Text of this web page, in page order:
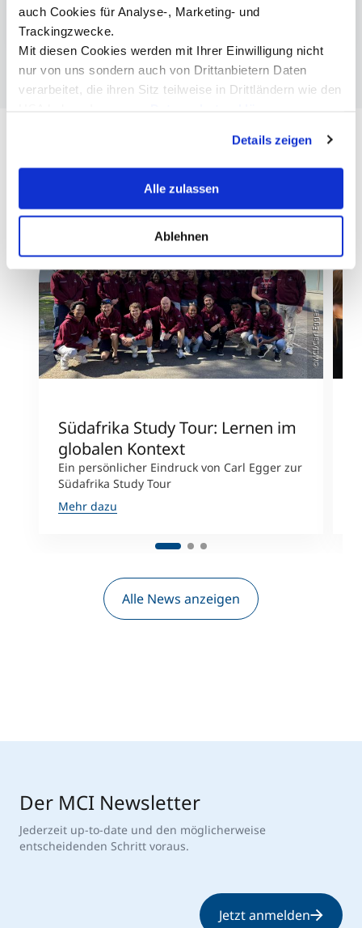
auch Cookies für Analyse-, Marketing- und
Trackingzwecke.
Mit diesen Cookies werden mit Ihrer Einwilligung nicht
nur von uns sondern auch von Drittanbietern Daten
verarbeitet, die ihren Sitz teilweise in Drittländern wie den
erklären Ihnen genau, was eine Datenübermittlung in die
USA bedeuten kann.
Details zeigen
Alle zulassen
Ablehnen
Wirtschaftsingenieurwesen | Master
©MCI/Carl Egger
Südafrika Study Tour: Lernen im
globalen Kontext
Ein persönlicher Eindruck von Carl Egger zur
Südafrika Study Tour
Mehr dazu
Alle News anzeigen
Der MCI Newsletter
Jederzeit up-to-date und den möglicherweise
entscheidenden Schritt voraus.
Jetzt anmelden